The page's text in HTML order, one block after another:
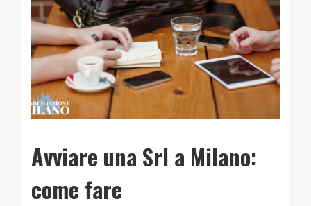
Avviare una Srl a Milano:
come fare